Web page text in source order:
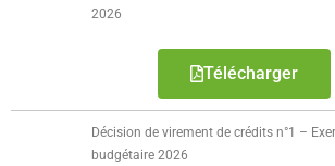
- - Menus restaurant scolaire
- Loisirs
2026
Télécharger
Décision de virement de crédits n°1 –
budgétaire 2026